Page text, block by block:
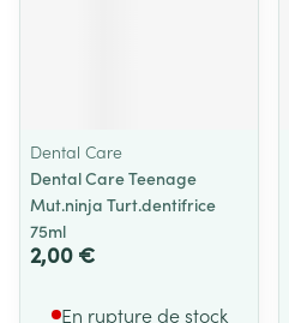
Dental Care
Dental Care Teenage
Mut.ninja Turt.dentifrice
75ml
2,00 €
En rupture de stock